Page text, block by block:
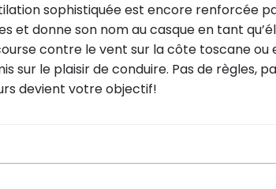
sophistiquée est encore renforcée
et donne son nom au casque en tant
contre le vent sur la côte toscane
sur le plaisir de conduire. Pas de règles,
devient votre objectif!